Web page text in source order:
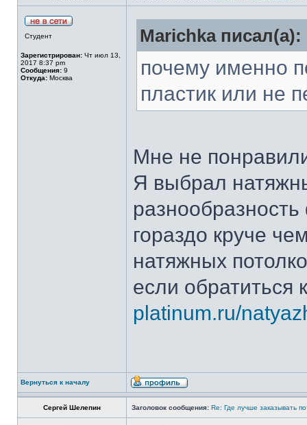
Студент
Зарегистрирован: Чт июл 13,
2017 8:37 pm
Сообщения: 9
Откуда: Москва
Marichka писал(а):
почему именно
пластик или не
Мне не
Я выбрал
гораздо круче
натяжных
если
platinum.ru/
Вернуться к началу
Сергей Шелепин Заголовок сообщения: Re: Где лучше заказывать